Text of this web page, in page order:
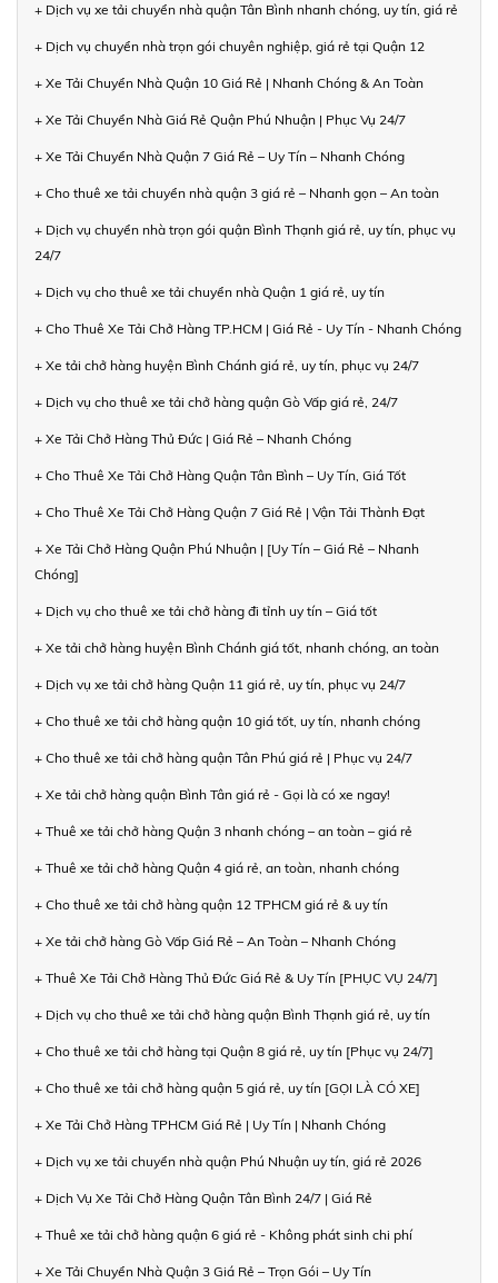
+ Dịch vụ xe tải chuyển nhà quận Tân Bình nhanh chóng, uy tín, giá rẻ
+ Dịch vụ chuyển nhà trọn gói chuyên nghiệp, giá rẻ tại Quận 12
+ Xe Tải Chuyển Nhà Quận 10 Giá Rẻ | Nhanh Chóng & An Toàn
+ Xe Tải Chuyển Nhà Giá Rẻ Quận Phú Nhuận | Phục Vụ 24/7
+ Xe Tải Chuyển Nhà Quận 7 Giá Rẻ – Uy Tín – Nhanh Chóng
+ Cho thuê xe tải chuyển nhà quận 3 giá rẻ – Nhanh gọn – An toàn
+ Dịch vụ chuyển nhà trọn gói quận Bình Thạnh giá rẻ, uy tín, phục vụ
24/7
+ Dịch vụ cho thuê xe tải chuyển nhà Quận 1 giá rẻ, uy tín
+ Cho Thuê Xe Tải Chở Hàng TP.HCM | Giá Rẻ - Uy Tín - Nhanh Chóng
+ Xe tải chở hàng huyện Bình Chánh giá rẻ, uy tín, phục vụ 24/7
+ Dịch vụ cho thuê xe tải chở hàng quận Gò Vấp giá rẻ, 24/7
+ Xe Tải Chở Hàng Thủ Đức | Giá Rẻ – Nhanh Chóng
+ Cho Thuê Xe Tải Chở Hàng Quận Tân Bình – Uy Tín, Giá Tốt
+ Cho Thuê Xe Tải Chở Hàng Quận 7 Giá Rẻ | Vận Tải Thành Đạt
+ Xe Tải Chở Hàng Quận Phú Nhuận | [Uy Tín – Giá Rẻ – Nhanh
Chóng]
+ Dịch vụ cho thuê xe tải chở hàng đi tỉnh uy tín – Giá tốt
+ Xe tải chở hàng huyện Bình Chánh giá tốt, nhanh chóng, an toàn
+ Dịch vụ xe tải chở hàng Quận 11 giá rẻ, uy tín, phục vụ 24/7
+ Cho thuê xe tải chở hàng quận 10 giá tốt, uy tín, nhanh chóng
+ Cho thuê xe tải chở hàng quận Tân Phú giá rẻ | Phục vụ 24/7
+ Xe tải chở hàng quận Bình Tân giá rẻ - Gọi là có xe ngay!
+ Thuê xe tải chở hàng Quận 3 nhanh chóng – an toàn – giá rẻ
+ Thuê xe tải chở hàng Quận 4 giá rẻ, an toàn, nhanh chóng
+ Cho thuê xe tải chở hàng quận 12 TPHCM giá rẻ & uy tín
+ Xe tải chở hàng Gò Vấp Giá Rẻ – An Toàn – Nhanh Chóng
+ Thuê Xe Tải Chở Hàng Thủ Đức Giá Rẻ & Uy Tín [PHỤC VỤ 24/7]
+ Dịch vụ cho thuê xe tải chở hàng quận Bình Thạnh giá rẻ, uy tín
+ Cho thuê xe tải chở hàng tại Quận 8 giá rẻ, uy tín [Phục vụ 24/7]
+ Cho thuê xe tải chở hàng quận 5 giá rẻ, uy tín [GỌI LÀ CÓ XE]
+ Xe Tải Chở Hàng TPHCM Giá Rẻ | Uy Tín | Nhanh Chóng
+ Dịch vụ xe tải chuyển nhà quận Phú Nhuận uy tín, giá rẻ 2026
+ Dịch Vụ Xe Tải Chở Hàng Quận Tân Bình 24/7 | Giá Rẻ
+ Thuê xe tải chở hàng quận 6 giá rẻ - Không phát sinh chi phí
+ Xe Tải Chuyển Nhà Quận 3 Giá Rẻ – Trọn Gói – Uy Tín